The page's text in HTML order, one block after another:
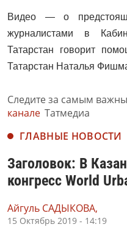
Видео — о
журналистами в
Татарстан говорит
Татарстан Наталья
Следите за самым
канале Татмедиа
ГЛАВНЫЕ НОВОСТИ
Заголовок: В
конгресс World
Айгуль САДЫКОВА,
15 Октябрь 2019 - 14:19